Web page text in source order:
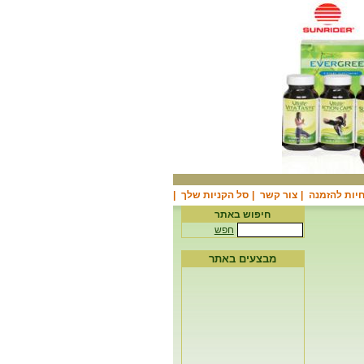
להזמנה צור קשר סל הקניות שלך
חיפוש באתר
חפש
מבצעים באתר